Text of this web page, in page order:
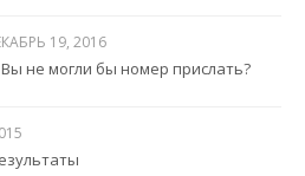
19, 2016
не могли бы номер прислать?